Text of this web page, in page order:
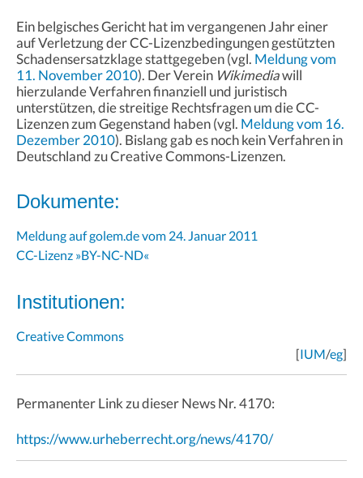
Ein belgisches Gericht hat im vergangenen Jahr einer
auf Verletzung der CC-Lizenzbedingungen gestützten
Schadensersatzklage stattgegeben (vgl. Meldung vom
11. November 2010). Der Verein Wikimediawill
hierzulande Verfahren finanziell und juristisch
unterstützen, die streitige Rechtsfragen um die CC-
Lizenzen zum Gegenstand haben (vgl. Meldung vom 16.
Dezember 2010). Bislang gab es noch kein Verfahren in
Deutschland zu Creative Commons-Lizenzen.
Dokumente:
Meldung auf golem.de vom 24. Januar 2011
CC-Lizenz »BY-NC-ND«
Institutionen:
Creative Commons
[IUM/eg]
Permanenter Link zu dieser News Nr. 4170:
https://www.urheberrecht.org/news/4170/